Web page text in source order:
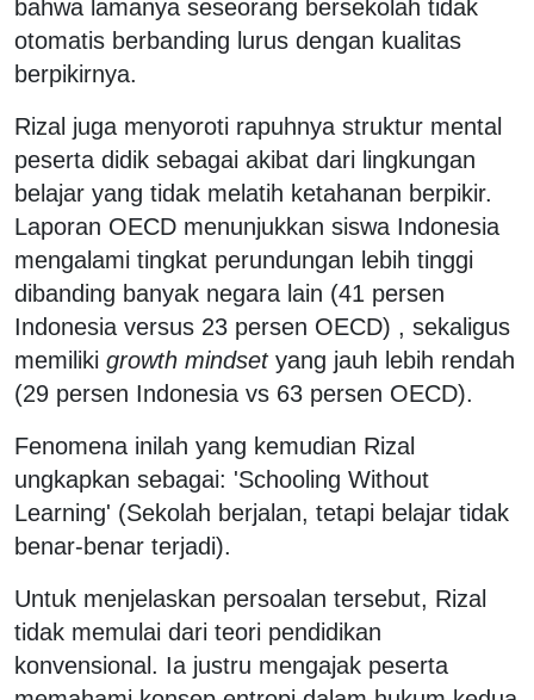
bahwa lamanya seseorang bersekolah tidak
otomatis berbanding lurus dengan kualitas
berpikirnya.
Rizal juga menyoroti rapuhnya struktur mental
peserta didik sebagai akibat dari lingkungan
belajar yang tidak melatih ketahanan berpikir.
Laporan OECD menunjukkan siswa Indonesia
mengalami tingkat perundungan lebih tinggi
dibanding banyak negara lain (41 persen
Indonesia versus 23 persen OECD) , sekaligus
memiliki growth mindsetyang jauh lebih rendah
(29 persen Indonesia vs 63 persen OECD).
Fenomena inilah yang kemudian Rizal
ungkapkan sebagai: 'Schooling Without
Learning' (Sekolah berjalan, tetapi belajar tidak
benar-benar terjadi).
Untuk menjelaskan persoalan tersebut, Rizal
tidak memulai dari teori pendidikan
konvensional. Ia justru mengajak peserta